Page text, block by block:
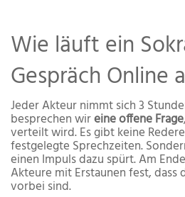
Wie läuft ein
Gespräch Online
Jeder Akteur nimmt sich 3
besprechen wireine offene Frage
verteilt wird. Es gibt keine
festgelegte Sprechzeiten.
einen Impuls dazu spürt. Am
Akteure mit Erstaunen fest, dass
vorbei sind.